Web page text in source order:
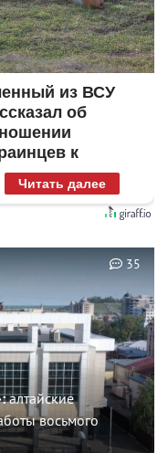
из ВСУ
об
к
и Луганску
Читать далее
алтайские
восьмого
35